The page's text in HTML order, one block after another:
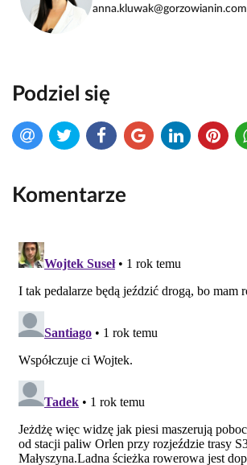
anna.kluwak@gorzowianin.com
Podziel się
Komentarze